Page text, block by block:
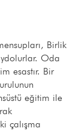
Birlik
Oda
esastır. Bir
eğitim ile
çalışma